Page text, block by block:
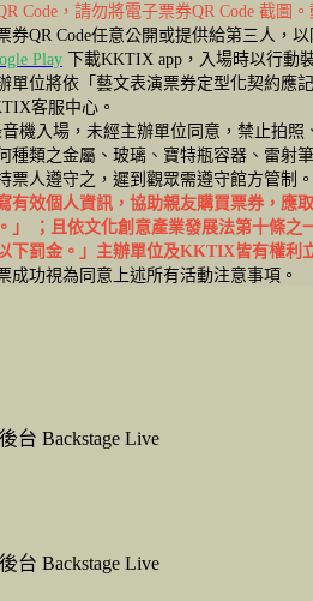
Code，請勿將電子票券QR Code 截圖
QR Code任意公開或提供給第三人，以
Play 下載KKTIX app，入場時以行動
單位將依「藝文表演票券定型化契約
客服中心。
機入場，未經主辦單位同意，禁止拍照
種類之金屬、玻璃、寶特瓶容器、雷射
票人遵守之，遲到觀眾需遵守館方管制。
有效個人資訊，協助親友購買票券，應
」 ；且依文化創意產業發展法第十條
下罰金。」主辦單位及KKTIX皆有權利
成功視為同意上述所有活動注意事項。
台 Backstage Live
台 Backstage Live